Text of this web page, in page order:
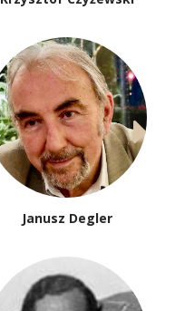
Janusz Degler